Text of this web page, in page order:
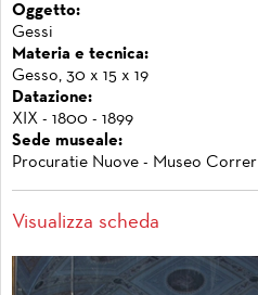
Oggetto:
Gessi
Materia e tecnica:
Gesso, 30 x 15 x 19
Datazione:
XIX - 1800 - 1899
Sede museale:
Procuratie Nuove - Museo Correr
Visualizza scheda